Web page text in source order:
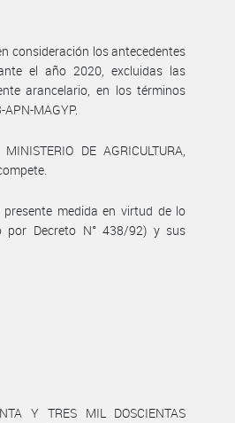
consideración los antecedentes
el año 2020, excluidas las
arancelario, en los términos
MAGYP.
DE AGRICULTURA,
medida en virtud de lo
por Decreto N° 438/92) y sus
Y TRES MIL DOSCIENTAS